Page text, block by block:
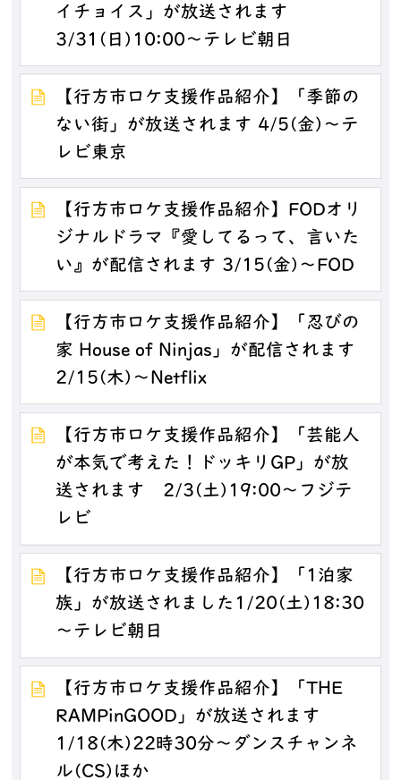
イチョイス」が放送されます
3/31(日)10:00～テレビ朝日
【行方市ロケ支援作品紹介】「季節の
ない街」が放送されます 4/5(金)～テ
レビ東京
【行方市ロケ支援作品紹介】FODオリ
ジナルドラマ『愛してるって、言いた
い』が配信されます 3/15(金)～FOD
【行方市ロケ支援作品紹介】「忍びの
家 House of Ninjas」が配信されます
2/15(木)～Netflix
【行方市ロケ支援作品紹介】「芸能人
が本気で考えた！ドッキリGP」が放
送されます 2/3(土)19:00～フジテ
レビ
【行方市ロケ支援作品紹介】「1泊家
族」が放送されました1/20(土)18:30
～テレビ朝日
【行方市ロケ支援作品紹介】「THE
RAMPinGOOD」が放送されます
1/18(木)22時30分～ダンスチャンネ
ル(CS)ほか